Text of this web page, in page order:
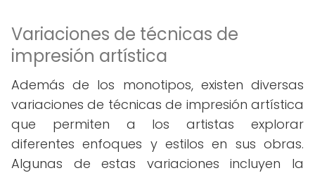
Variaciones de técnicas de
impresión artística
Además de los monotipos, existen diversas
variaciones de técnicas de impresión artística
que permiten a los artistas explorar
diferentes enfoques y estilos en sus obras.
Algunas de estas variaciones incluyen la